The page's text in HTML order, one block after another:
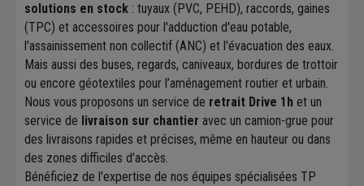
solutions en stock : tuyaux (PVC, PEHD), raccords, gaines
(TPC) et accessoires pour l'adduction d'eau potable,
l'assainissement non collectif (ANC) et l'évacuation des eaux.
Mais aussi des buses, regards, caniveaux, bordures de trottoir
ou encore géotextiles pour l’aménagement routier et urbain.
Nous vous proposons un service de retrait Drive 1h et un
service de livraison sur chantier avec un camion-grue pour
des livraisons rapides et précises, même en hauteur ou dans
des zones difficiles d’accès.
Bénéficiez de l'expertise de nos équipes spécialisées TP